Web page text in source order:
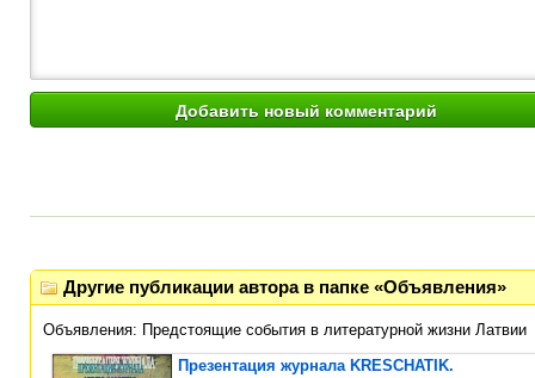
Другие публикации автора в папке «Объявления»
Объявления: Предстоящие события в литературной жизни Латвии
Презентация журнала KRESCHATIK.